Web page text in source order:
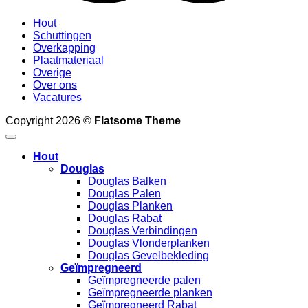
Hout
Schuttingen
Overkapping
Plaatmateriaal
Overige
Over ons
Vacatures
Copyright 2026 © Flatsome Theme
Hout
Douglas
Douglas Balken
Douglas Palen
Douglas Planken
Douglas Rabat
Douglas Verbindingen
Douglas Vlonderplanken
Douglas Gevelbekleding
Geïmpregneerd
Geïmpregneerde palen
Geïmpregneerde planken
Geïmpregneerd Rabat